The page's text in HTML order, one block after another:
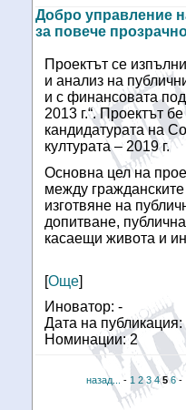
Добро управление
за повече
Проектът се
и анализ на
и с финансовата
2013 г.“. Проектът
кандидатурата на
културата – 2019 г.
Основна цел на
между
изготвяне на
допитване,
касаещи живота и
[Още]
Иноватор: -
Дата на
Номинации: 2
назад...- 1 2 3 4 5 6-